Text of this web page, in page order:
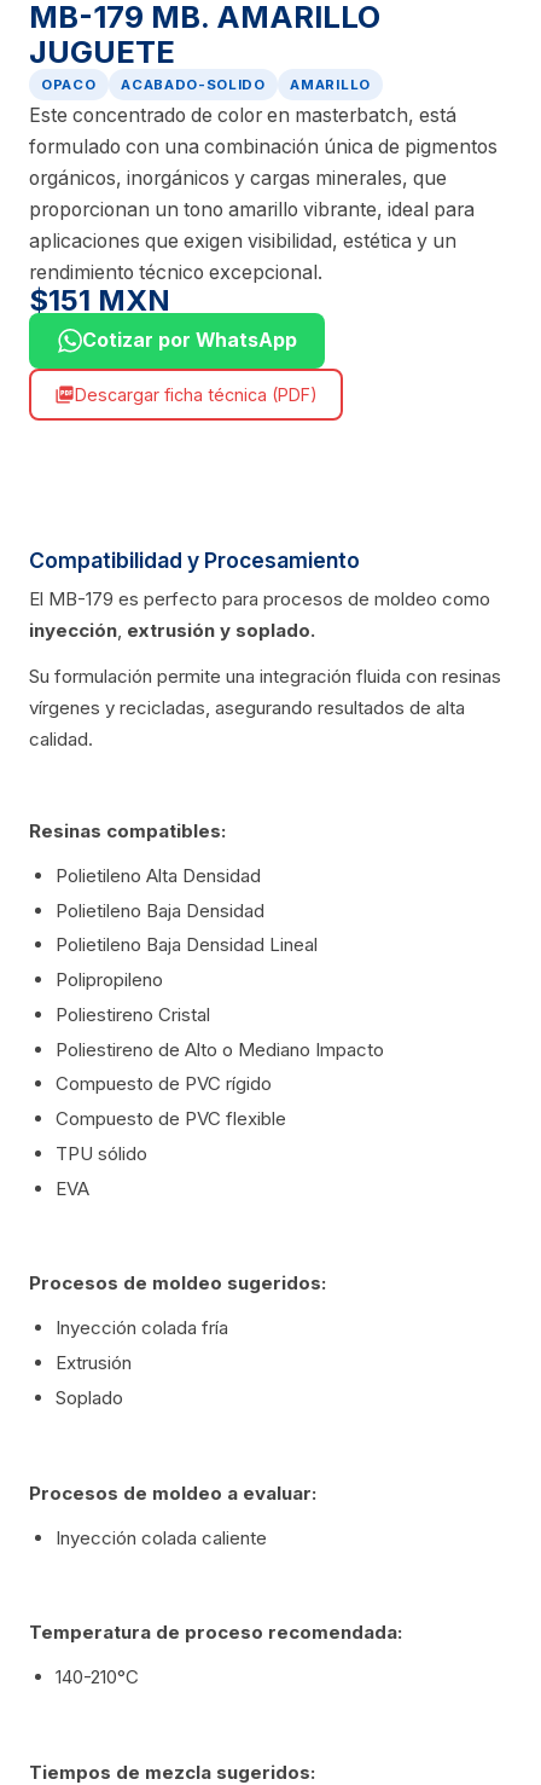
MB-179 MB. AMARILLO
JUGUETE
OPACO ACABADO-SOLIDO AMARILLO
Este concentrado de color en masterbatch, está
formulado con una combinación única de pigmentos
orgánicos, inorgánicos y cargas minerales, que
proporcionan un tono amarillo vibrante, ideal para
aplicaciones que exigen visibilidad, estética y un
rendimiento técnico excepcional.
$151 MXN
Cotizar por WhatsApp
picture_as_pdfDescargar ficha técnica (PDF)
Compatibilidad y Procesamiento
El MB-179 es perfecto para procesos de moldeo como
inyección, extrusión y soplado.
Su formulación permite una integración fluida con resinas
vírgenes y recicladas, asegurando resultados de alta
calidad.
Resinas compatibles:
Polietileno Alta Densidad
Polietileno Baja Densidad
Polietileno Baja Densidad Lineal
Polipropileno
Poliestireno Cristal
Poliestireno de Alto o Mediano Impacto
Compuesto de PVC rígido
Compuesto de PVC flexible
TPU sólido
EVA
Procesos de moldeo sugeridos:
Inyección colada fría
Extrusión
Soplado
Procesos de moldeo a evaluar:
Inyección colada caliente
Temperatura de proceso recomendada:
140-210°C
Tiempos de mezcla sugeridos: